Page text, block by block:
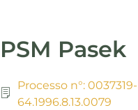
PSM Pasek
Processo n°: 0037319-
64.1996.8.13.0079